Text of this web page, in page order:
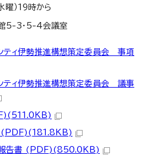
曜）19時から
5-3・5-4会議室
ティ伊勢推進構想策定委員会 事項
ティ伊勢推進構想策定委員会 議事
(PDF)(181.8KB)
告書 (PDF)(850.0KB)